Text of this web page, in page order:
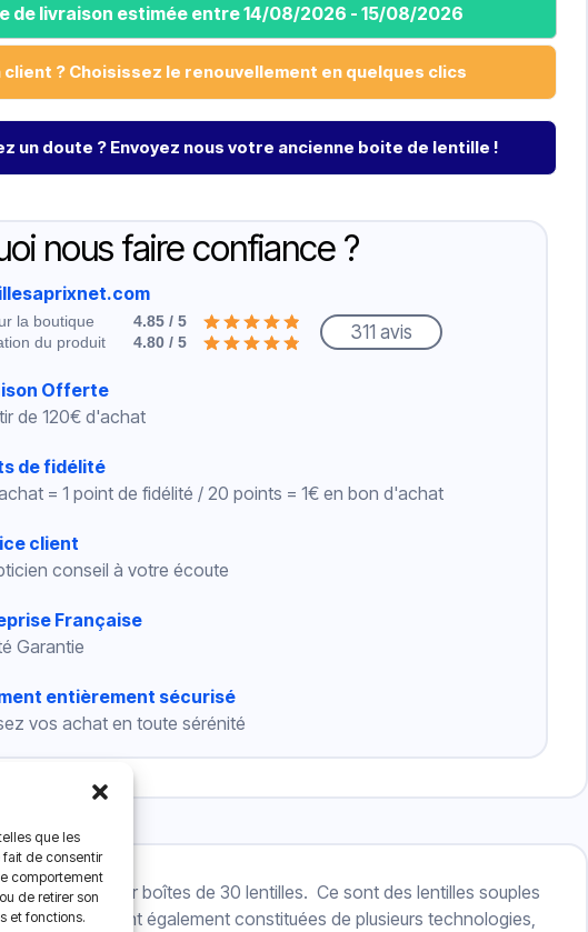
que les
fait de consentir
comportement
de retirer son
et fonctions.
de livraison estimée entre 14/08/2026 - 15/08/2026
client ? Choisissez le renouvellement en quelques clics
un doute ? Envoyez nous votre ancienne boite de lentille !
nous faire confiance ?
la boutique
4.85 / 5
du produit
4.80 / 5 311 avis
Offerte
de 120€ d'achat
de fidélité
= 1 point de fidélité / 20 points = 1€ en bon d'achat
client
conseil à votre écoute
Française
Garantie
entièrement sécurisé
vos achat en toute sérénité
se vendent par boîtes de 30 lentilles. Ce sont des lentilles souples
Multifocal
sont également constituées de plusieurs technologies,